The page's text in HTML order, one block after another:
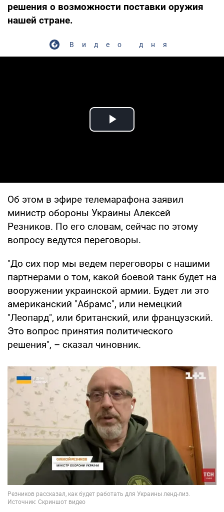
решения о возможности поставки оружия
нашей стране.
Видео дня
Play Video
Об этом в эфире телемарафона заявил
министр обороны Украины Алексей
Резников. По его словам, сейчас по этому
вопросу ведутся переговоры.
"До сих пор мы ведем переговоры с нашими
партнерами о том, какой боевой танк будет на
вооружении украинской армии. Будет ли это
американский "Абрамс", или немецкий
"Леопард", или британский, или французский.
Это вопрос принятия политического
решения", – сказал чиновник.